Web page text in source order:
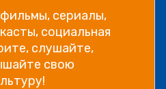
сериалы,
социальная
слушайте,
свою